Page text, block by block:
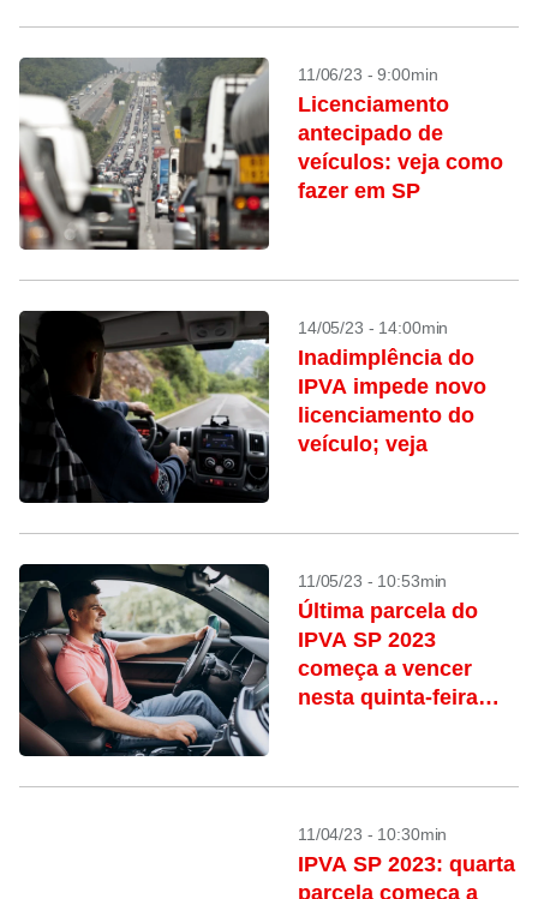
11/06/23 - 9:00min
Licenciamento
antecipado de
veículos: veja como
fazer em SP
14/05/23 - 14:00min
Inadimplência do
IPVA impede novo
licenciamento do
veículo; veja
11/05/23 - 10:53min
Última parcela do
IPVA SP 2023
começa a vencer
nesta quinta-feira
11/04/23 - 10:30min
IPVA SP 2023: quarta
parcela começa a